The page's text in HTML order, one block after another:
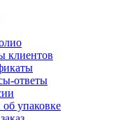
клиентов
ответы
об упаковке